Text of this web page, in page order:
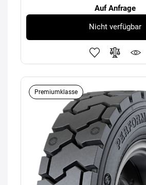
Auf Anfrage
Nicht verfügbar
Premiumklasse